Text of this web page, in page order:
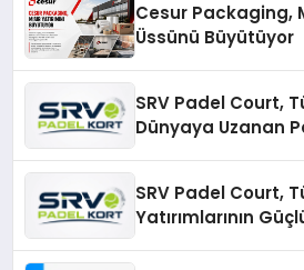
Cesur Packaging,
Üssünü Büyütüyor
SRV Padel Court,
Dünyaya Uzanan
SRV Padel Court,
Yatırımlarının